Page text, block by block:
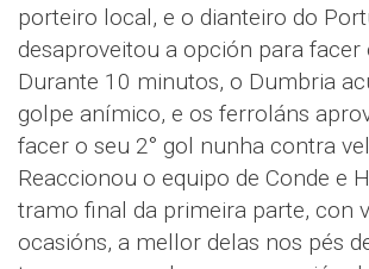
porteiro local, e o dianteiro do
desaproveitou a opción para facer
Durante 10 minutos, o Dumbria
golpe anímico, e os ferroláns
facer o seu 2° gol nunha contra
Reaccionou o equipo de Conde e
tramo final da primeira parte, con
ocasións, a mellor delas nos pés